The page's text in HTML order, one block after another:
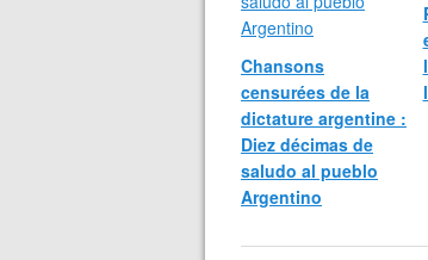
Chansons
censurées de la
dictature argentine :
Diez décimas de
saludo al pueblo
Argentino